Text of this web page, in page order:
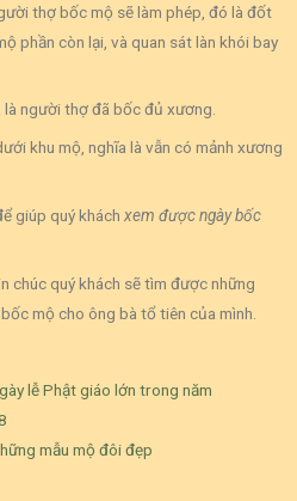
thợ bốc mộ sẽ làm phép, đó là đốt
phần còn lại, và quan sát làn khói bay
là người thợ đã bốc đủ xương.
khu mộ, nghĩa là vẫn có mảnh xương
giúp quý khách xem được ngày bốc
chúc quý khách sẽ tìm được những
mộ cho ông bà tổ tiên của mình.
lễ Phật giáo lớn trong năm
mẫu mộ đôi đẹp